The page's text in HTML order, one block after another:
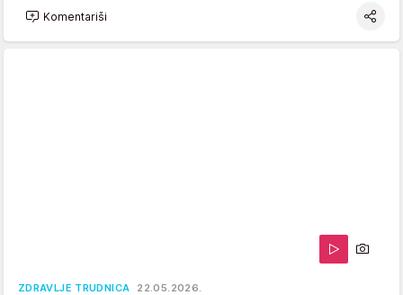
Komentariši
ZDRAVLJE TRUDNICA 22.05.2026.